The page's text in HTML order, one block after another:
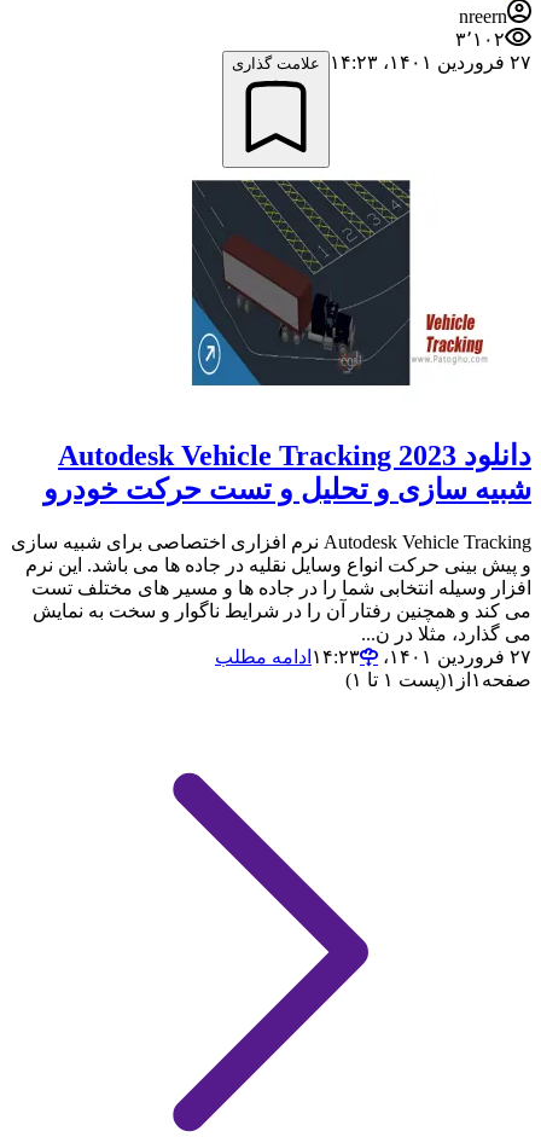
nreern
۳٬۱۰۲
۲۷ فروردین ۱۴۰۱،‏ ۱۴:۲۳
علامت گذاری
دانلود Autodesk Vehicle Tracking 2023
شبیه سازی و تحلیل و تست حرکت خودرو
Autodesk Vehicle Tracking نرم افزاری اختصاصی برای شبیه سازی
و پیش بینی حرکت انواع وسایل نقلیه در جاده ها می باشد. این نرم
افزار وسیله انتخابی شما را در جاده ها و مسیر های مختلف تست
می کند و همچنین رفتار آن را در شرایط ناگوار و سخت به نمایش
می گذارد، مثلا در ن...
۲۷ فروردین ۱۴۰۱،‏ ۱۴:۲۳
ادامه مطلب
صفحه ۱ از ۱(پست ۱ تا ۱)